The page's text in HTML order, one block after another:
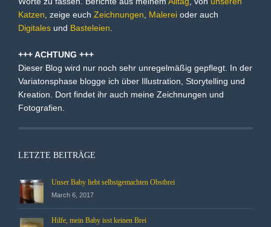
Katzen, zeige euch Zeichnungen, Malerei oder auch
Digitales und Basteleien.
+++ ACHTUNG +++
Dieser Blog wird nur noch sehr unregelmäßig gepflegt. In der
Variatonsphase blogge ich über Illustration, Storytelling und
Kreation. Dort findet ihr auch meine Zeichnungen und
Fotografien.
LETZTE BEITRÄGE
Unser Baby liebt selbstgemachten Obstbrei
March 6, 2017
Hilfe, mein Baby isst keinen Brei